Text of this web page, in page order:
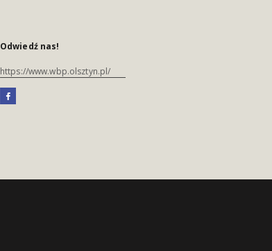
Odwiedź nas!
https://www.wbp.olsztyn.pl/